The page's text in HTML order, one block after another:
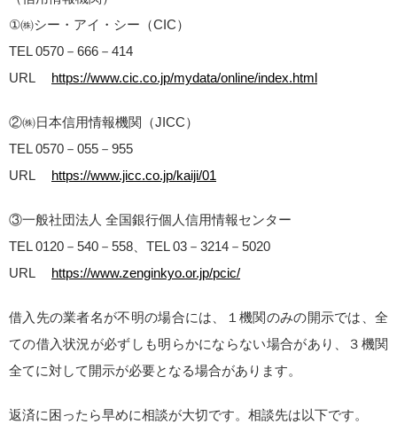
①㈱シー・アイ・シー（CIC）
TEL 0570－666－414
URL https://www.cic.co.jp/mydata/online/index.html
②㈱日本信用情報機関（JICC）
TEL 0570－055－955
URL https://www.jicc.co.jp/kaiji/01
③一般社団法人 全国銀行個人信用情報センター
TEL 0120－540－558、TEL 03－3214－5020
URL https://www.zenginkyo.or.jp/pcic/
借入先の業者名が不明の場合には、１機関のみの開示では、全
ての借入状況が必ずしも明らかにならない場合があり、３機関
全てに対して開示が必要となる場合があります。
返済に困ったら早めに相談が大切です。相談先は以下です。